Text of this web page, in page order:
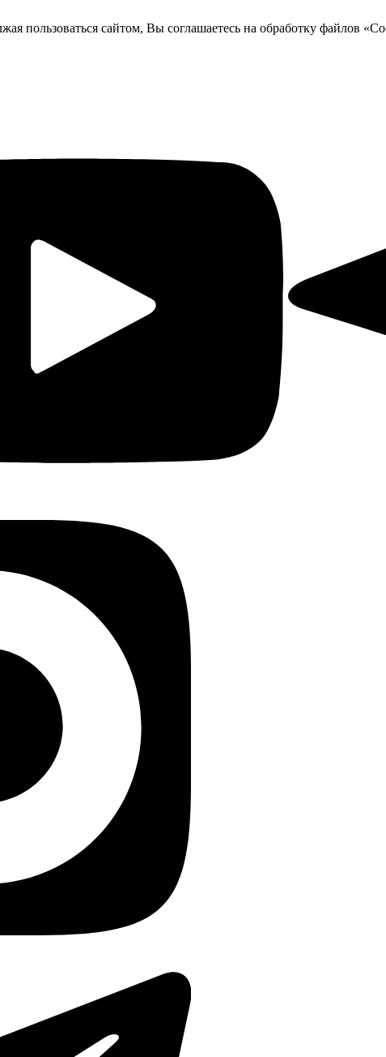
пользоваться сайтом, Вы соглашаетесь на обработку файлов